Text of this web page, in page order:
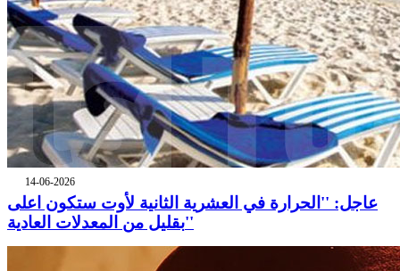
14-06-2026
عاجل: ''الحرارة في العشرية الثانية لأوت ستكون اعلى
بقليل من المعدلات العادية''